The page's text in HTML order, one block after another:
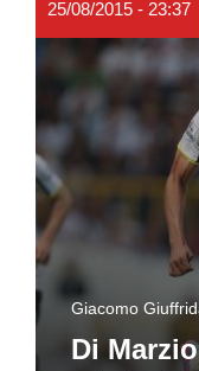
25/08/2015 - 23:37
Giacomo
Di